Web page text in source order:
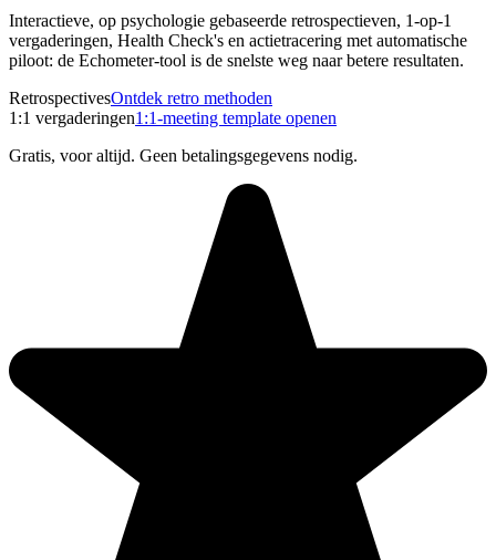
Interactieve, op psychologie gebaseerde retrospectieven, 1-op-1
vergaderingen, Health Check's en actietracering met automatische
piloot: de Echometer-tool is de snelste weg naar betere resultaten.
RetrospectivesOntdek retro methoden
1:1 vergaderingen1:1-meeting template openen
Gratis, voor altijd. Geen betalingsgegevens nodig.